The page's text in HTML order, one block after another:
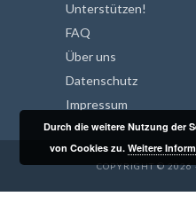
Unterstützen!
FAQ
Über uns
Datenschutz
Impressum
COPYRIGHT © 2026
Durch die weitere Nutzung der
von Cookies zu.Weitere